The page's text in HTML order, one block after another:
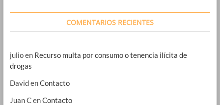
COMENTARIOS RECIENTES
julioen Recurso multa por consumo o tenencia ilícita de
drogas
DavidenContacto
Juan CenContacto